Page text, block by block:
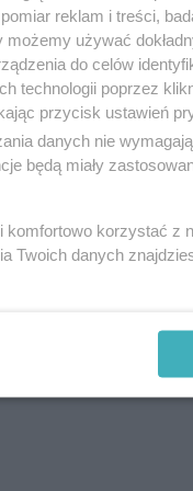
czerwoną
w tabeli. Po 11
podium.
o trudnej sytuacji
są jed…
reklam i treści,
możemy używać
do celów
technologii poprzez
przycisk ustawień
danych nie
będą miały
komfortowo korzystać z
Twoich danych